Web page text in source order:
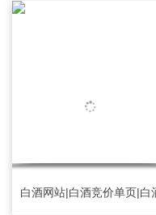
白酒网站|白酒竞价单页|